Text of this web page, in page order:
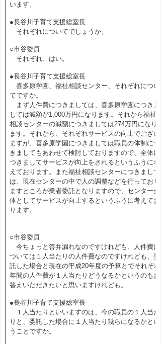
います。
●長谷川子育て支援総室長
それぞれについてでしょうか。
○市谷委員
それぞれ、はい。
●長谷川子育て支援総室長
喜多原学園、福祉相談センター、それぞれについ
てですか。
まず人件費につきましては、喜多原学園につきま
しては減額が1,000万円になります。それから福祉
相談センターの減額につきましては274万円になり
ます。それから、それぞれサービスの向上でござい
ますが、喜多原学園につきましては職員の体制につ
きましてもあわせて検討しておりますので、全体に
つきましてサービスが向上をされるというふうに考
えております。また福祉相談センターにつきまして
は、現在センターの中で人の調整などを行っており
ますところが業者委託となりますので、センター全
体としてサービスが向上するというふうに考えてお
ります。
○市谷委員
今ちょっと答弁漏れなのですけれども、人件費に
ついては１人当たりの人件費なのですけれども、委
託した場合と現在の平成20年度の予算とでそれぞれ
年間の人件費が１人当たりどうなるかというのもお
答えいただきたいと思いますけれども。
●長谷川子育て支援総室長
１人当たりといいますのは、今の職員の１人当た
りと、委託した場合に１人当たり幾らになるかとい
うことですか。